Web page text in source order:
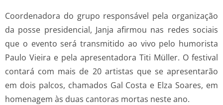
Coordenadora do grupo responsável pela organização
da posse presidencial, Janja afirmou nas redes sociais
que o evento será transmitido ao vivo pelo humorista
Paulo Vieira e pela apresentadora Titi Müller. O festival
contará com mais de 20 artistas que se apresentarão
em dois palcos, chamados Gal Costa e Elza Soares, em
homenagem às duas cantoras mortas neste ano.